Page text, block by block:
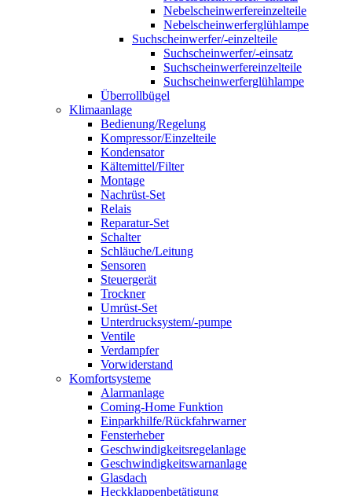
Nebelscheinwerfereinzelteile
Nebelscheinwerferglühlampe
Suchscheinwerfer/-einzelteile
Suchscheinwerfer/-einsatz
Suchscheinwerfereinzelteile
Suchscheinwerferglühlampe
Überrollbügel
Klimaanlage
Bedienung/Regelung
Kompressor/Einzelteile
Kondensator
Kältemittel/Filter
Montage
Nachrüst-Set
Relais
Reparatur-Set
Schalter
Schläuche/Leitung
Sensoren
Steuergerät
Trockner
Umrüst-Set
Unterdrucksystem/-pumpe
Ventile
Verdampfer
Vorwiderstand
Komfortsysteme
Alarmanlage
Coming-Home Funktion
Einparkhilfe/Rückfahrwarner
Fensterheber
Geschwindigkeitsregelanlage
Geschwindigkeitswarnanlage
Glasdach
Heckklappenbetätigung